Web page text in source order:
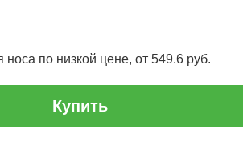
по низкой цене, от 549.6 руб.
Купить